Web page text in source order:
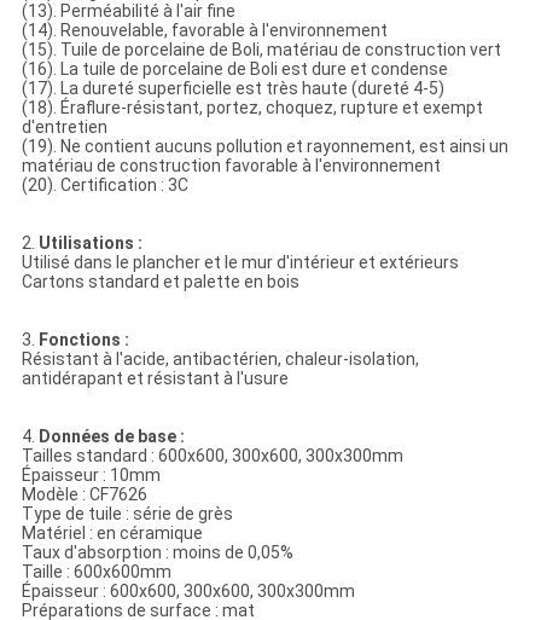
(13). Perméabilité à l'air fine
(14). Renouvelable, favorable à l'environnement
(15). Tuile de porcelaine de Boli, matériau de construction vert
(16). La tuile de porcelaine de Boli est dure et condense
(17). La dureté superficielle est très haute (dureté 4-5)
(18). Éraflure-résistant, portez, choquez, rupture et exempt
d'entretien
(19). Ne contient aucuns pollution et rayonnement, est ainsi un
matériau de construction favorable à l'environnement
(20). Certification : 3C
2. Utilisations :
Utilisé dans le plancher et le mur d'intérieur et extérieurs
Cartons standard et palette en bois
3. Fonctions :
Résistant à l'acide, antibactérien, chaleur-isolation,
antidérapant et résistant à l'usure
4. Données de base :
Tailles standard : 600x600, 300x600, 300x300mm
Épaisseur : 10mm
Modèle : CF7626
Type de tuile : série de grès
Matériel : en céramique
Taux d'absorption : moins de 0,05%
Taille : 600x600mm
Épaisseur : 600x600, 300x600, 300x300mm
Préparations de surface : mat